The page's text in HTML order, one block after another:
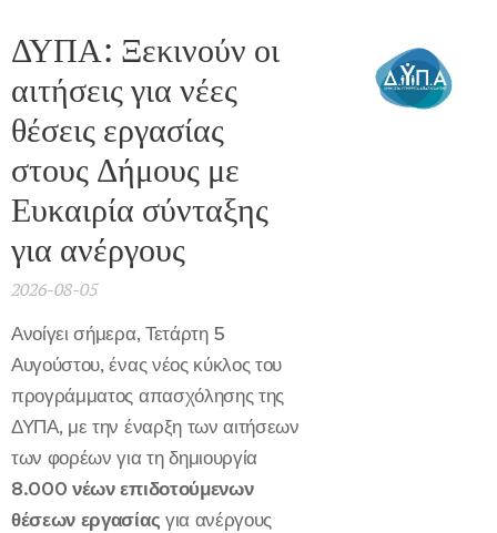
ΔΥΠΑ: Ξεκινούν οι
αιτήσεις για νέες
θέσεις εργασίας
στους Δήμους με
Ευκαιρία σύνταξης
για ανέργους
2026-08-05
Ανοίγει σήμερα, Τετάρτη 5
Αυγούστου, ένας νέος κύκλος του
προγράμματος απασχόλησης της
ΔΥΠΑ, με την έναρξη των αιτήσεων
των φορέων για τη δημιουργία
8.000 νέων επιδοτούμενων
θέσεων εργασίας για ανέργους